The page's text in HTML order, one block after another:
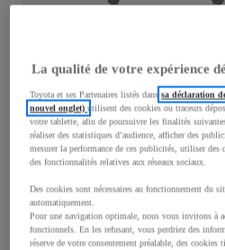
1 848mm
Consommation mixte
Émissions CO2
La qualité de votre expérience
Toyota et ses Partenaires listés danssa déclaration
nouvel onglet)utilisent des cookies ou traceurs
votre tablette, afin de poursuivre les finalités
réaliser des statistiques d’audience, afficher des
mesurer la performance de ces publicités, utiliser
des fonctionnalités relatives aux réseaux sociaux.
Des cookies sont nécessaires au fonctionnement du
automatiquement.
Pour une navigation optimale, nous vous invitons à
fonctionnels. En les refusant, vous perdriez des
réserve de votre consentement préalable, des cookies